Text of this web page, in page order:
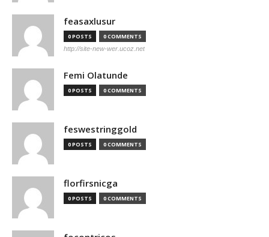
feasaxlusur
0 POSTS 0 COMMENTS
http://site-new-wer.ucoz.net
Femi Olatunde
0 POSTS 0 COMMENTS
feswestringgold
0 POSTS 0 COMMENTS
florfirsnicga
0 POSTS 0 COMMENTS